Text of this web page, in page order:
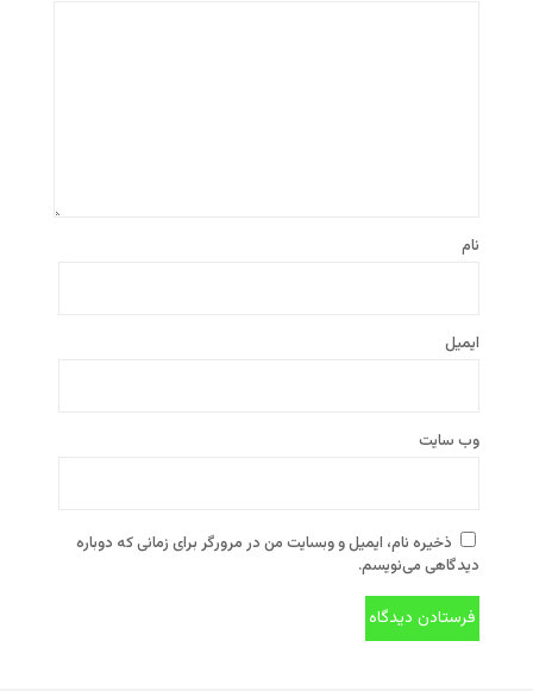
نام
ایمیل
وب‌ سایت
ذخیره نام، ایمیل و وبسایت من در مرورگر برای زمانی که دوباره
دیدگاهی می‌نویسم.